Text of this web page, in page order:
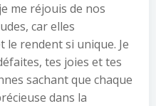
me réjouis de nos
car elles
rendent si unique. Je
tes joies et tes
sachant que chaque
dans la